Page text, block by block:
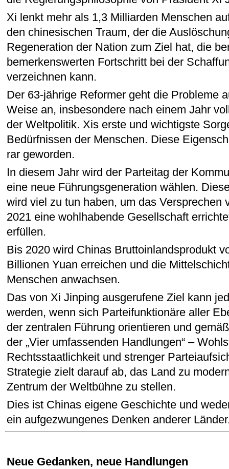
Xi lenkt mehr als 1,3 Milliarden Menschen
den chinesischen Traum, der die
Regeneration der Nation zum Ziel hat, die
bemerkenswerten Fortschritt bei der
verzeichnen kann.
Der 63-jährige Reformer geht die Probleme
Weise an, insbesondere nach einem Jahr
der Weltpolitik. Xis erste und wichtigste
Bedürfnissen der Menschen. Diese
rar geworden.
In diesem Jahr wird der Parteitag der
eine neue Führungsgeneration wählen.
wird viel zu tun haben, um das Versprechen
2021 eine wohlhabende Gesellschaft
erfüllen.
Bis 2020 wird Chinas Bruttoinlandsprodukt
Billionen Yuan erreichen und die
Menschen anwachsen.
Das von Xi Jinping ausgerufene Ziel kann
werden, wenn sich Parteifunktionäre aller
der zentralen Führung orientieren und
der „Vier umfassenden Handlungen“ –
Rechtsstaatlichkeit und strenger
Strategie zielt darauf ab, das Land zu
Zentrum der Weltbühne zu stellen.
Dies ist Chinas eigene Geschichte und
ein aufgezwungenes Denken anderer
Neue Gedanken, neue Handlungen